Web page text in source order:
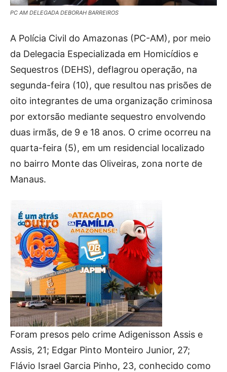
PC AM DELEGADA DEBORAH BARREIROS
A Polícia Civil do Amazonas (PC-AM), por meio
da Delegacia Especializada em Homicídios e
Sequestros (DEHS), deflagrou operação, na
segunda-feira (10), que resultou nas prisões de
oito integrantes de uma organização criminosa
por extorsão mediante sequestro envolvendo
duas irmãs, de 9 e 18 anos. O crime ocorreu na
quarta-feira (5), em um residencial localizado
no bairro Monte das Oliveiras, zona norte de
Manaus.
Foram presos pelo crime Adigenisson Assis e
Assis, 21; Edgar Pinto Monteiro Junior, 27;
Flávio Israel Garcia Pinho, 23, conhecido como